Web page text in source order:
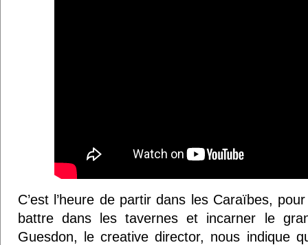
C’est l’heure de partir dans les Caraïbes,
battre dans les tavernes et incarner le
Guesdon, le creative director, nous indique